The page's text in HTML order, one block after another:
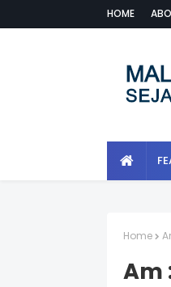
HOME
Home
Am